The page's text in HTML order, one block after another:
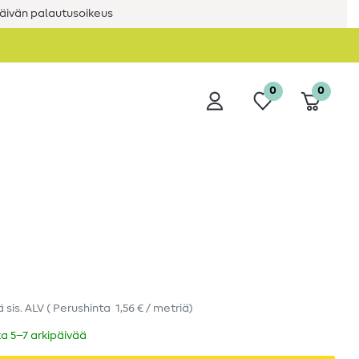
palautusoikeus
0 0
sis. ALV ( Perushinta 1,56 € / metriä)
5–7 arkipäivää